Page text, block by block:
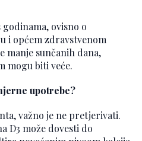
godinama, ovisno o
i općem zdravstvenom
manje sunčanih dana,
mogu biti veće.
upotrebe?
važno je ne pretjerivati.
D3 može dovesti do